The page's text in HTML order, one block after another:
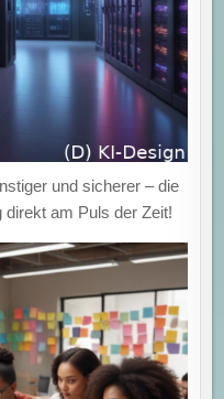
und sicherer – die
am Puls der Zeit!